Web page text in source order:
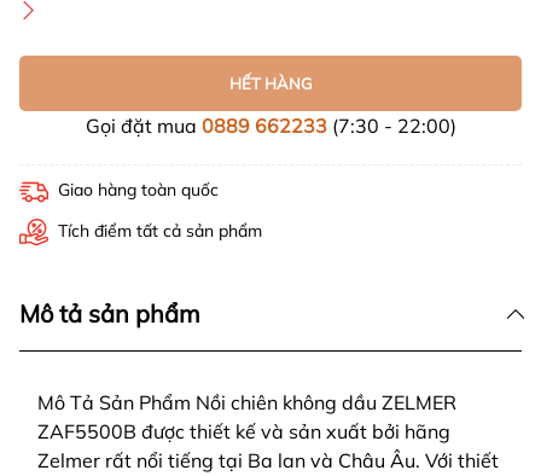
HẾT HÀNG
Gọi đặt mua 0889 662233(7:30 - 22:00)
Giao hàng toàn quốc
Tích điểm tất cả sản phẩm
Mô tả sản phẩm
Mô Tả Sản Phẩm Nồi chiên không dầu ZELMER
ZAF5500B được thiết kế và sản xuất bởi hãng
Zelmer rất nổi tiếng tại Ba lan và Châu Âu. Với thiết